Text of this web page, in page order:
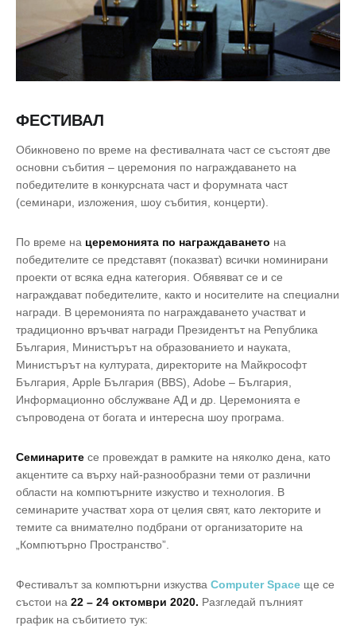
ФЕСТИВАЛ
Обикновено по време на фестивалната част се състоят две
основни събития – церемония по награждаването на
победителите в конкурсната част и форумната част
(семинари, изложения, шоу събития, концерти).
По време на церемонията по награждаването на
победителите се представят (показват) всички номинирани
проекти от всяка една категория. Обявяват се и се
награждават победителите, както и носителите на специални
награди. В церемонията по награждаването участват и
традиционно връчват награди Президентът на Република
България, Министърът на образованието и науката,
Министърът на културата, директорите на Майкрософт
България, Apple България (BBS), Adobe – България,
Информационно обслужване АД и др. Церемонията е
съпроводена от богата и интересна шоу програма.
Семинарите се провеждат в рамките на няколко дена, като
акцентите са върху най-разнообразни теми от различни
области на компютърните изкуство и технология. В
семинарите участват хора от целия свят, като лекторите и
темите са внимателно подбрани от организаторите на
„Компютърно Пространство”.
Фестивалът за компютърни изкуства Computer Space ще се
състои на 22 – 24 октомври 2020. Разгледай пълният
график на събитието тук: